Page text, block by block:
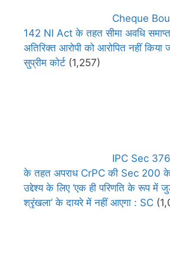
Cheque
142 NI Act के तहत सीमा अवधि
अतिरिक्त आरोपी को आरोपित नहीं
सुप्रीम कोर्ट (1,257)
IPC Sec
के तहत अपराध CrPC की Sec 200 के
उद्देश्य के लिए ‘एक ही परिणति के रूप में
श्रृंखला’ के दायरे में नहीं आएगा : SC